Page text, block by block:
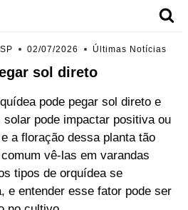
02/07/2026 Últimas Notícias
sol direto
pode pegar sol direto e
pode impactar positiva ou
a floração dessa planta tão
vê-las em varandas
tipos de orquídea se
e entender esse fator pode ser